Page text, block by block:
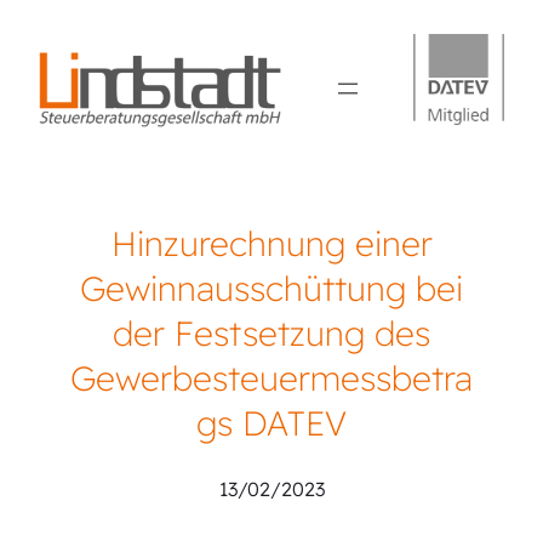
Hinzurechnung einer
Gewinnausschüttung bei
der Festsetzung des
Gewerbesteuermessbetra
gs DATEV
13/02/2023